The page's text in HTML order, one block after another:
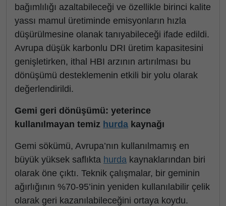
bağımlılığı azaltabileceği ve özellikle birinci kalite
yassı mamul üretiminde emisyonların hızla
düşürülmesine olanak tanıyabileceği ifade edildi.
Avrupa düşük karbonlu DRI üretim kapasitesini
genişletirken, ithal HBI arzının artırılması bu
dönüşümü desteklemenin etkili bir yolu olarak
değerlendirildi.
Gemi geri dönüşümü: yeterince
kullanılmayan temiz hurda kaynağı
Gemi sökümü, Avrupa’nın kullanılmamış en
büyük yüksek saflıkta hurda kaynaklarından biri
olarak öne çıktı. Teknik çalışmalar, bir geminin
ağırlığının %70-95’inin yeniden kullanılabilir çelik
olarak geri kazanılabileceğini ortaya koydu.